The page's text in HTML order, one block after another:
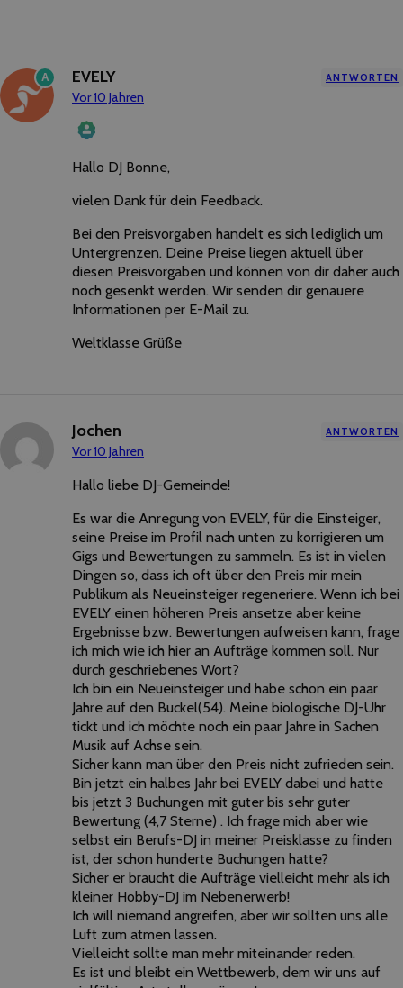
A EVELY
Vor 10 Jahren
ANTWORTEN
Das „Echte-Person“-Abzeichen!
CleanTalk
Hallo DJ Bonne,
vielen Dank für dein Feedback.
Bei den Preisvorgaben handelt es sich lediglich um
Untergrenzen. Deine Preise liegen aktuell über
diesen Preisvorgaben und können von dir daher auch
noch gesenkt werden. Wir senden dir genauere
Informationen per E-Mail zu.
Weltklasse Grüße
Jochen
Vor 10 Jahren
ANTWORTEN
Hallo liebe DJ-Gemeinde!
Es war die Anregung von EVELY, für die Einsteiger,
seine Preise im Profil nach unten zu korrigieren um
Gigs und Bewertungen zu sammeln. Es ist in vielen
Dingen so, dass ich oft über den Preis mir mein
Publikum als Neueinsteiger regeneriere. Wenn ich bei
EVELY einen höheren Preis ansetze aber keine
Ergebnisse bzw. Bewertungen aufweisen kann, frage
ich mich wie ich hier an Aufträge kommen soll. Nur
durch geschriebenes Wort?
Ich bin ein Neueinsteiger und habe schon ein paar
Jahre auf den Buckel(54). Meine biologische DJ-Uhr
tickt und ich möchte noch ein paar Jahre in Sachen
Musik auf Achse sein.
Sicher kann man über den Preis nicht zufrieden sein.
Bin jetzt ein halbes Jahr bei EVELY dabei und hatte
bis jetzt 3 Buchungen mit guter bis sehr guter
Bewertung (4,7 Sterne) . Ich frage mich aber wie
selbst ein Berufs-DJ in meiner Preisklasse zu finden
ist, der schon hunderte Buchungen hatte?
Sicher er braucht die Aufträge vielleicht mehr als ich
kleiner Hobby-DJ im Nebenerwerb!
Ich will niemand angreifen, aber wir sollten uns alle
Luft zum atmen lassen.
Vielleicht sollte man mehr miteinander reden.
Es ist und bleibt ein Wettbewerb, dem wir uns auf